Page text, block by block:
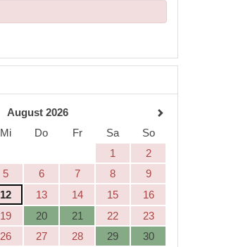
August 2026
Mi Do Fr Sa
So
1
2
5 6 7 8
9
12 13 14 15
16
19 20 21 22
23
26 27 28 29
30